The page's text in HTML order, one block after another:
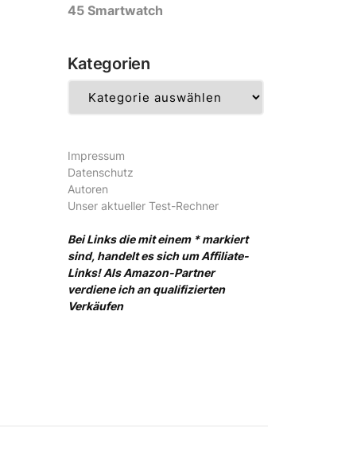
45 Smartwatch
Kategorien
Impressum
Datenschutz
Autoren
Unser aktueller Test-Rechner
Bei Links die mit einem * markiert
sind, handelt es sich um Affiliate-
Links! Als Amazon-Partner
verdiene ich an qualifizierten
Verkäufen